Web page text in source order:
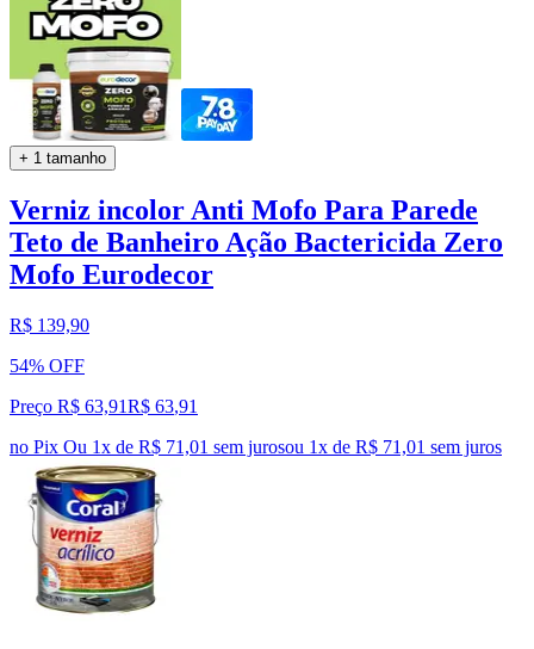
+ 1 tamanho
Verniz incolor Anti Mofo Para Parede
Teto de Banheiro Ação Bactericida Zero
Mofo Eurodecor
R$ 139,90
54% OFF
Preço R$ 63,91R$ 63,91
no Pix Ou 1x de R$ 71,01 sem jurosou 1x de R$ 71,01 sem juros